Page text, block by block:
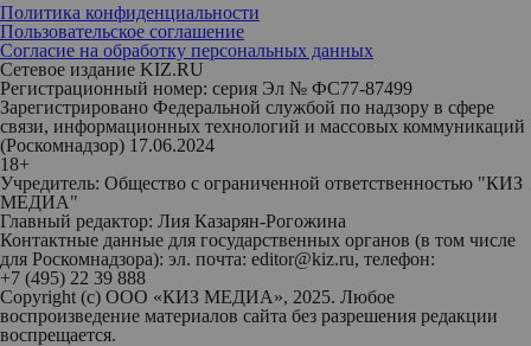
Политика конфиденциальности
Пользовательское соглашение
Согласие на обработку персональных данных
Сетевое издание KIZ.RU
Регистрационный номер: серия Эл № ФС77-87499
Зарегистрировано Федеральной службой по надзору в сфере
связи, информационных технологий и массовых коммуникаций
(Роскомнадзор) 17.06.2024
18+
Учредитель: Общество с ограниченной ответственностью "КИЗ
МЕДИА"
Главный редактор: Лия Казарян-Рогожина
Контактные данные для государственных органов (в том числе
для Роскомнадзора): эл. почта: editor@kiz.ru, телефон:
+7 (495) 22 39 888
Copyright (с) ООО «КИЗ МЕДИА», 2025. Любое
воспроизведение материалов сайта без разрешения редакции
воспрещается.